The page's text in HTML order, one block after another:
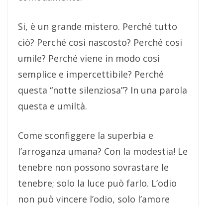
Si, è un grande mistero. Perché tutto
ciò? Perché cosi nascosto? Perché cosi
umile? Perché viene in modo così
semplice e impercettibile? Perché
questa “notte silenziosa”? In una parola
questa e umiltà.
Come sconfiggere la superbia e
l’arroganza umana? Con la modestia! Le
tenebre non possono sovrastare le
tenebre; solo la luce può farlo. L’odio
non può vincere l’odio, solo l’amore